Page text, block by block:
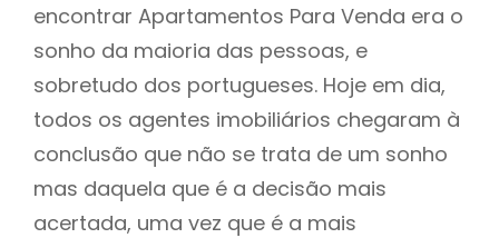
encontrar Apartamentos Para Venda era o
sonho da maioria das pessoas, e
sobretudo dos portugueses. Hoje em dia,
todos os agentes imobiliários chegaram à
conclusão que não se trata de um sonho
mas daquela que é a decisão mais
acertada, uma vez que é a mais